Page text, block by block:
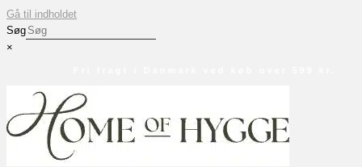
Gå til indholdet
Søg
×